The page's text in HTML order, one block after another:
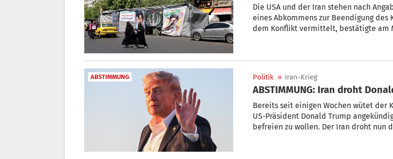
Die USA und der Iran stehen nach
eines Abkommens zur Beendigung des
dem Konflikt vermittelt, bestätigte am
mitteilte, wird der US-Vorschlag
ABSTIMMUNG Politik » Iran-Krieg
ABSTIMMUNG: Iran droht
Bereits seit einigen Wochen wütet der
US-Präsident Donald Trump
befreien zu wollen. Der Iran droht nun